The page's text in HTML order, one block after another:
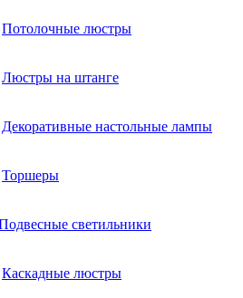
Потолочные люстры
Люстры на штанге
Декоративные настольные лампы
Торшеры
светильники
Каскадные люстры